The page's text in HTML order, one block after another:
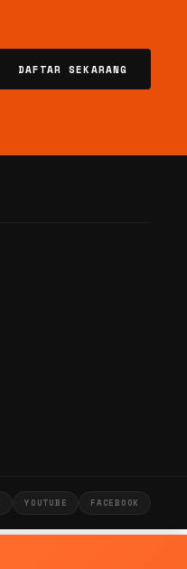
DAFTAR SEKARANG
YOUTUBE FACEBOOK